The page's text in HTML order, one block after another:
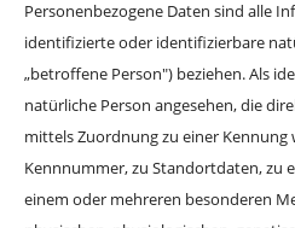
Personenbezogene Daten sind alle
identifizierte oder identifizierbare
„betroffene Person") beziehen. Als
natürliche Person angesehen, die
mittels Zuordnung zu einer Kennung
Kennnummer, zu Standortdaten, zu
einem oder mehreren besonderen